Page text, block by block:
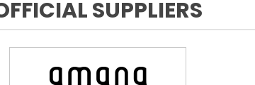
SUPPLIERS